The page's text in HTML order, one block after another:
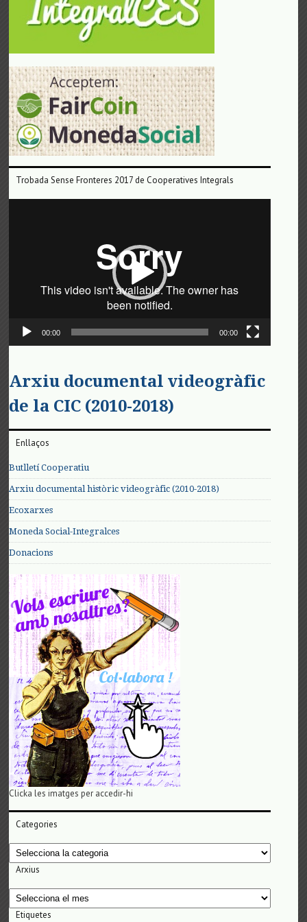
Trobada Sense Fronteres 2017 de Cooperatives Integrals
00:00 00:00
Arxiu documental videogràfic
de la CIC (2010-2018)
Enllaços
Butlletí Cooperatiu
Arxiu documental històric videogràfic (2010-2018)
Ecoxarxes
Moneda Social-Integralces
Donacions
Clicka les imatges per accedir-hi
Categories
Categories
Arxius
Arxius
Etiquetes